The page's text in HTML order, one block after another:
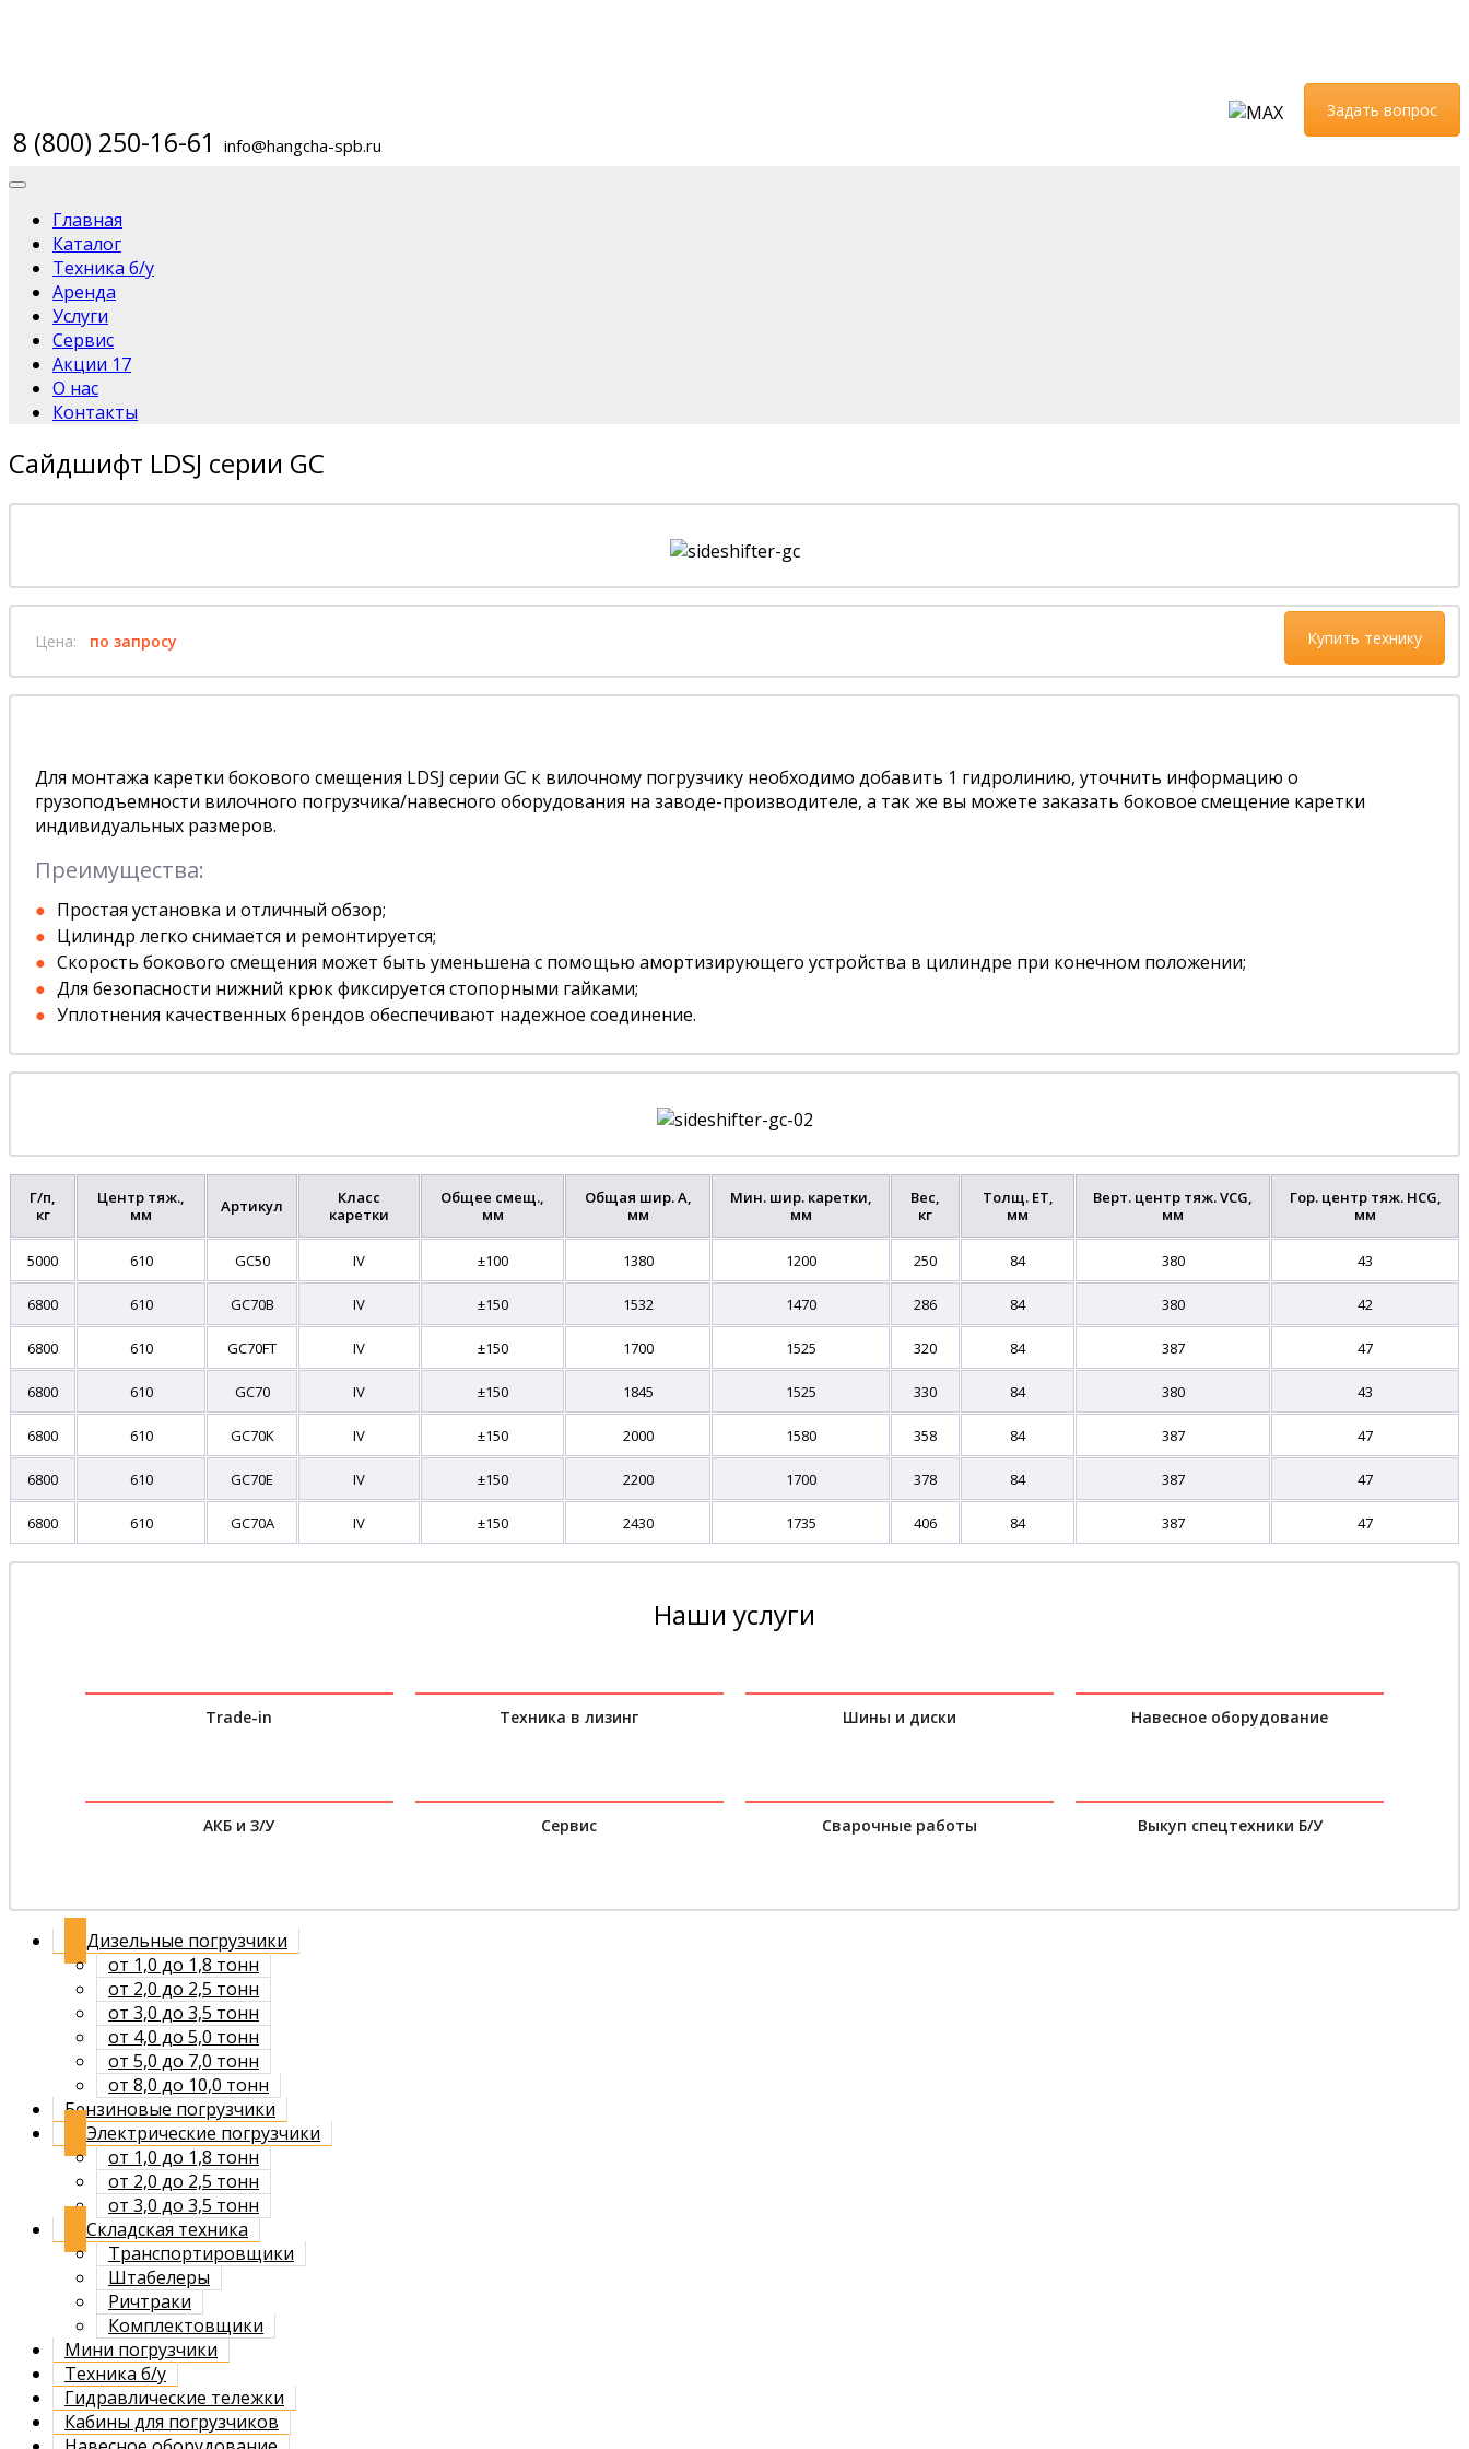
Задать вопрос
8 (800) 250-16-61 info@hangcha-spb.ru
Главная
Каталог
Техника б/у
Аренда
Услуги
Сервис
Акции 17
О нас
Контакты
Cайдшифт LDSJ cерии GC
Купить технику
Цена: по запросу
Для монтажа каретки бокового смещения LDSJ cерии GC к вилочному погрузчику необходимо добавить 1 гидролинию, уточнить информацию о
грузоподъемности вилочного погрузчика/навесного оборудования на заводе-производителе, а так же вы можете заказать боковое смещение каретки
индивидуальных размеров.
Преимущества:
Простая установка и отличный обзор;
Цилиндр легко снимается и ремонтируется;
Скорость бокового смещения может быть уменьшена с помощью амортизирующего устройства в цилиндре при конечном положении;
Для безопасности нижний крюк фиксируется стопорными гайками;
Уплотнения качественных брендов обеспечивают надежное соединение.
Г/п,
кг
Центр тяж.,
мм
Артикул
Класс
каретки
Общее смещ.,
мм
Общая шир. A,
мм
Мин. шир. каретки,
мм
Вес,
кг
Толщ. ET,
мм
Верт. центр тяж. VCG,
мм
Гор. центр тяж. HCG,
мм
5000 610 GC50 IV ±100 1380 1200 250 84 380 43
6800 610 GC70B IV ±150 1532 1470 286 84 380 42
6800 610 GC70FT IV ±150 1700 1525 320 84 387 47
6800 610 GC70 IV ±150 1845 1525 330 84 380 43
6800 610 GC70K IV ±150 2000 1580 358 84 387 47
6800 610 GC70E IV ±150 2200 1700 378 84 387 47
6800 610 GC70A IV ±150 2430 1735 406 84 387 47
Наши услуги
Trade-in Техника в лизинг Шины и диски Навесное оборудование
АКБ и З/У Сервис Сварочные работы Выкуп спецтехники Б/У
Дизельные погрузчики
от 1,0 до 1,8 тонн
от 2,0 до 2,5 тонн
от 3,0 до 3,5 тонн
от 4,0 до 5,0 тонн
от 5,0 до 7,0 тонн
от 8,0 до 10,0 тонн
Бензиновые погрузчики
Электрические погрузчики
от 1,0 до 1,8 тонн
от 2,0 до 2,5 тонн
от 3,0 до 3,5 тонн
Складская техника
Транспортировщики
Штабелеры
Ричтраки
Комплектовщики
Мини погрузчики
Техника б/у
Гидравлические тележки
Кабины для погрузчиков